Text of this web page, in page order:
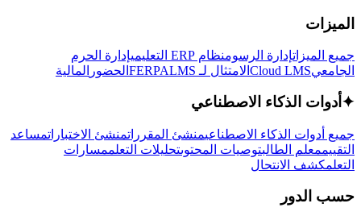
الميزات
جميع الميزاتإدارة الرسومنظام ERP التعليمي
إدارة الحرم
الجامعيCloud LMS الامتثال لـ FERPA LMS الحضور المالية
✦ أدوات الذكاء الاصطناعي
جميع أدوات الذكاء الاصطناعيمنشئ المقرراتمنشئ الاختباراتمساعد
التقييممعلم الطالبتوصيات المحتوىتحليلات التعلممسارات
التعلمكشف الانتحال
حسب الدور